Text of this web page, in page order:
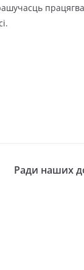
Ради наших